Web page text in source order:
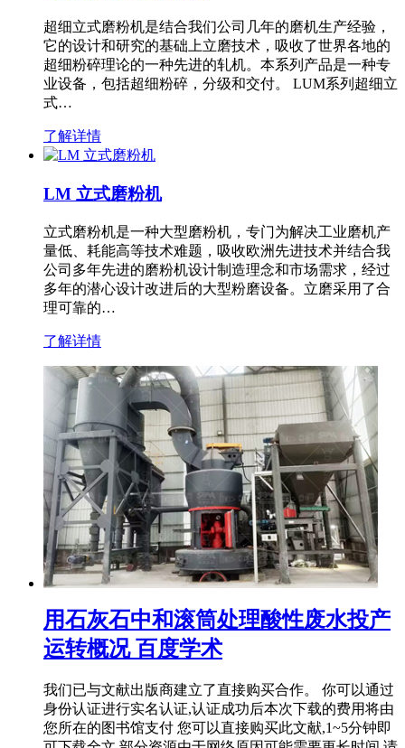
超细立式磨粉机是结合我们公司几年的磨机生产经验，
它的设计和研究的基础上立磨技术，吸收了世界各地的
超细粉碎理论的一种先进的轧机。本系列产品是一种专
业设备，包括超细粉碎，分级和交付。 LUM系列超细立
式…
了解详情
LM 立式磨粉机
立式磨粉机是一种大型磨粉机，专门为解决工业磨机产
量低、耗能高等技术难题，吸收欧洲先进技术并结合我
公司多年先进的磨粉机设计制造理念和市场需求，经过
多年的潜心设计改进后的大型粉磨设备。立磨采用了合
理可靠的…
了解详情
用石灰石中和滚筒处理酸性废水投产
运转概况 百度学术
我们已与文献出版商建立了直接购买合作。 你可以通过
身份认证进行实名认证,认证成功后本次下载的费用将由
您所在的图书馆支付 您可以直接购买此文献,1~5分钟即